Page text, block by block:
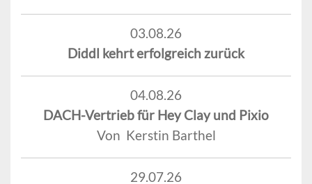
03.08.26
Diddl kehrt erfolgreich zurück
04.08.26
DACH-Vertrieb für Hey Clay und Pixio
Von Kerstin Barthel
29.07.26